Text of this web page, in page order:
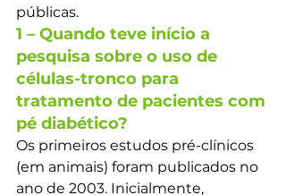
públicas.
1 – Quando teve início a
pesquisa sobre o uso de
células-tronco para
tratamento de pacientes com
pé diabético?
Os primeiros estudos pré-clínicos
(em animais) foram publicados no
ano de 2003. Inicialmente,